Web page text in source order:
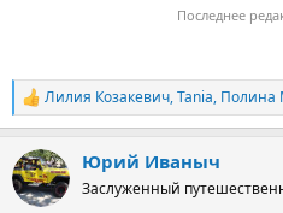
Последнее
Р
е
к
ц
и
Лилия Козакевич,Tania, Полина
Юрий Иваныч
Заслуженный